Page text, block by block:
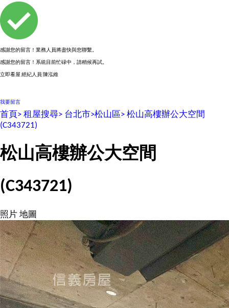
感謝您的留言！業務人員將盡快與您聯繫。
感謝您的留言！系統目前忙碌中，請稍候再試。
立即看屋經紀人員 陳泓維
我要留言
首頁> 租屋搜尋> 台北市>松山區> 松山高樓辦公大空間
(C343721)
松山高樓辦公大空間
(C343721)
照片 地圖